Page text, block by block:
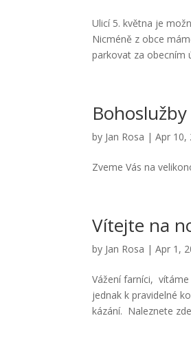
Ulicí 5. května je
Nicméně z obce
parkovat za obecním
by Jan Rosa |Apr 10,
Zveme Vás na
Vítejte na
by Jan Rosa |Apr 1,
Vážení farníci,
jednak k pravidelné
kázání. Naleznete